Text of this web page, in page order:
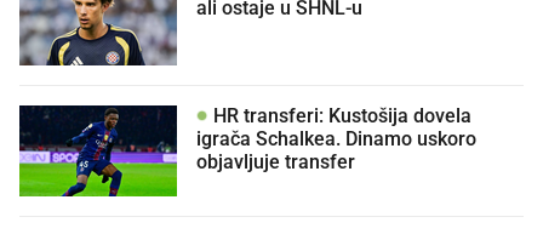
ali ostaje u SHNL-u
HR transferi: Kustošija dovela
igrača Schalkea. Dinamo uskoro
objavljuje transfer